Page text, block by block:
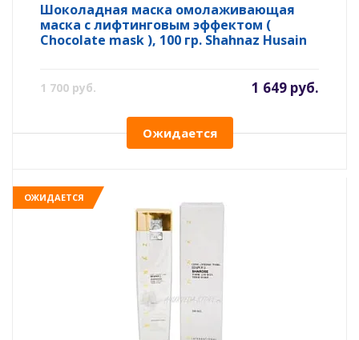
Шоколадная маска омолаживающая
маска с лифтинговым эффектом (
Chocolate mask ), 100 гр. Shahnaz Husain
1 700 руб. 1 649 руб.
Ожидается
ОЖИДАЕТСЯ